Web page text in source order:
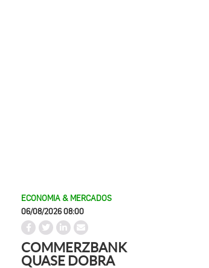
ECONOMIA & MERCADOS
06/08/2026 08:00
COMMERZBANK
QUASE DOBRA